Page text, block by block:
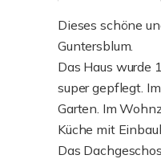
Dieses schöne
Guntersblum.
Das Haus wurde
super gepflegt.
Garten. Im
Küche mit
Das